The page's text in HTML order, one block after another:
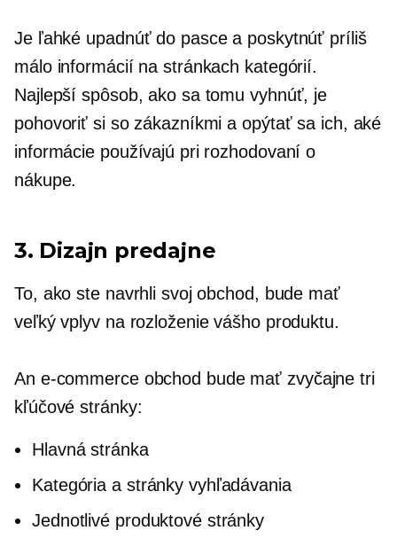
Je ľahké upadnúť do pasce a poskytnúť príliš
málo informácií na stránkach kategórií.
Najlepší spôsob, ako sa tomu vyhnúť, je
pohovoriť si so zákazníkmi a opýtať sa ich, aké
informácie používajú pri rozhodovaní o
nákupe.
3. Dizajn predajne
To, ako ste navrhli svoj obchod, bude mať
veľký vplyv na rozloženie vášho produktu.
An e-commerceobchod bude mať zvyčajne tri
kľúčové stránky:
Hlavná stránka
Kategória a stránky vyhľadávania
Jednotlivé produktové stránky